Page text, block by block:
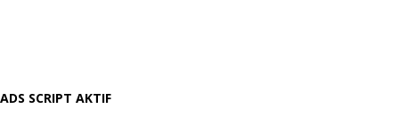
ADS SCRIPT AKTIF